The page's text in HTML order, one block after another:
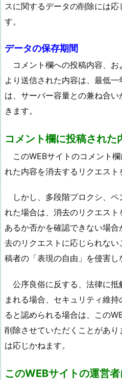
スに関するデータの削除には応
す。
データの保存期間
コメント欄への投稿内容、お
より送信された内容は、最低
は、サーバー容量との兼ね合
きます。
コメント欄に投稿された
このWEBサイトのコメント
れた内容を消去するリクエスト
しかし、多段階プロクシ、ペ
れた場合は、消去のリクエス
あるか否かを確認できない場
去のリクエストに応じられな
稿者の「表現の自由」を侵害し
公序良俗に反する、法律に抵
まれる場合、セキュリティ維
ると認められる場合は、この
削除させていただくことがあ
は応じかねます。
このWEBサイトの運営